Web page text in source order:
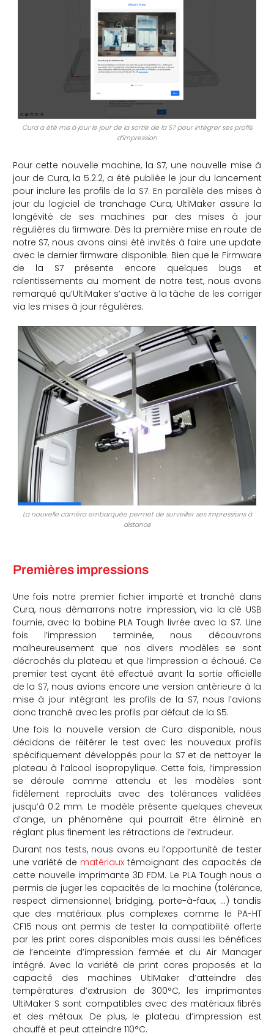
Cura a été mis à jour le jour de la sortie de la S7 pour intégrer ses profils
d’impression
Pour cette nouvelle machine, la S7, une nouvelle mise à
jour de Cura, la 5.2.2, a été publiée le jour du lancement
pour inclure les profils de la S7. En parallèle des mises à
jour du logiciel de tranchage Cura, UltiMaker assure la
longévité de ses machines par des mises à jour
régulières du firmware. Dès la première mise en route de
notre S7, nous avons ainsi été invités à faire une update
avec le dernier firmware disponible. Bien que le Firmware
de la S7 présente encore quelques bugs et
ralentissements au moment de notre test, nous avons
remarqué qu’UltiMaker s’active à la tâche de les corriger
via les mises à jour régulières.
La nouvelle caméra embarquée permet de surveiller ses impressions à
distance
Premières impressions
Une fois notre premier fichier importé et tranché dans
Cura, nous démarrons notre impression, via la clé USB
fournie, avec la bobine PLA Tough livrée avec la S7. Une
fois l’impression terminée, nous découvrons
malheureusement que nos divers modèles se sont
décrochés du plateau et que l’impression a échoué. Ce
premier test ayant été effectué avant la sortie officielle
de la S7, nous avions encore une version antérieure à la
mise à jour intégrant les profils de la S7, nous l’avions
donc tranché avec les profils par défaut de la S5.
Une fois la nouvelle version de Cura disponible, nous
décidons de réitérer le test avec les nouveaux profils
spécifiquement développés pour la S7 et de nettoyer le
plateau à l’alcool isopropylique. Cette fois, l’impression
se déroule comme attendu et les modèles sont
fidèlement reproduits avec des tolérances validées
jusqu’à 0.2 mm. Le modèle présente quelques cheveux
d’ange, un phénomène qui pourrait être éliminé en
réglant plus finement les rétractions de l’extrudeur.
Durant nos tests, nous avons eu l’opportunité de tester
une variété de matériauxtémoignant des capacités de
cette nouvelle imprimante 3D FDM. Le PLA Tough nous a
permis de juger les capacités de la machine (tolérance,
respect dimensionnel, bridging, porte-à-faux, …) tandis
que des matériaux plus complexes comme le PA-HT
CF15 nous ont permis de tester la compatibilité offerte
par les print cores disponibles mais aussi les bénéfices
de l’enceinte d’impression fermée et du Air Manager
intégré. Avec la variété de print cores proposés et la
capacité des machines UltiMaker d’atteindre des
températures d’extrusion de 300°C, les imprimantes
UltiMaker S sont compatibles avec des matériaux fibrés
et des métaux. De plus, le plateau d’impression est
chauffé et peut atteindre 110°C.